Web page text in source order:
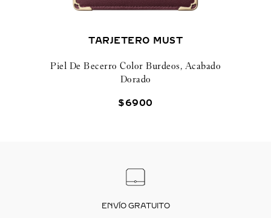
TARJETERO MUST
Piel De Becerro Color Burdeos, Acabado
Dorado
$6900
ENVÍO GRATUITO